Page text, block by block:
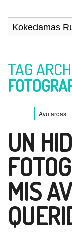
TAG
Avutardas
UN
MIS